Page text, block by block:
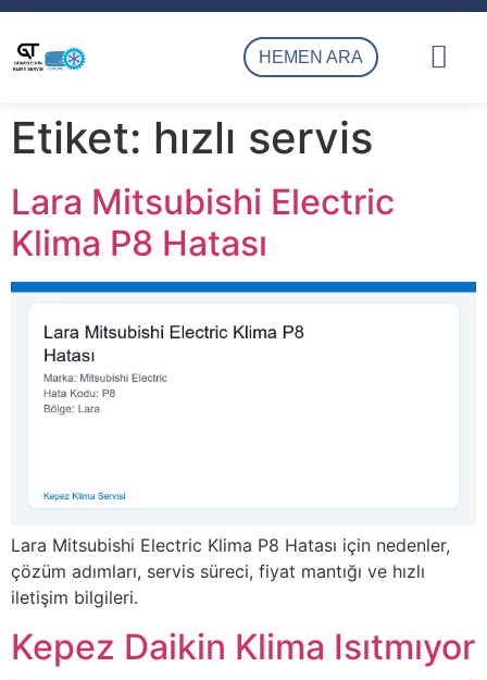
HEMEN ARA
Etiket: hızlı servis
Lara Mitsubishi Electric
Klima P8 Hatası
Lara Mitsubishi Electric Klima P8 Hatası için nedenler,
çözüm adımları, servis süreci, fiyat mantığı ve hızlı
iletişim bilgileri.
Kepez Daikin Klima Isıtmıyor